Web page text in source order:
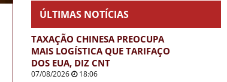
ÚLTIMAS NOTÍCIAS
TAXAÇÃO CHINESA PREOCUPA
MAIS LOGÍSTICA QUE TARIFAÇO
DOS EUA, DIZ CNT
07/08/2026 18:06